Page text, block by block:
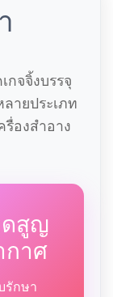
จจิ้งบรรจุ
ายประเภท
รื่องสำอาง
สูญ
าศ
รักษา